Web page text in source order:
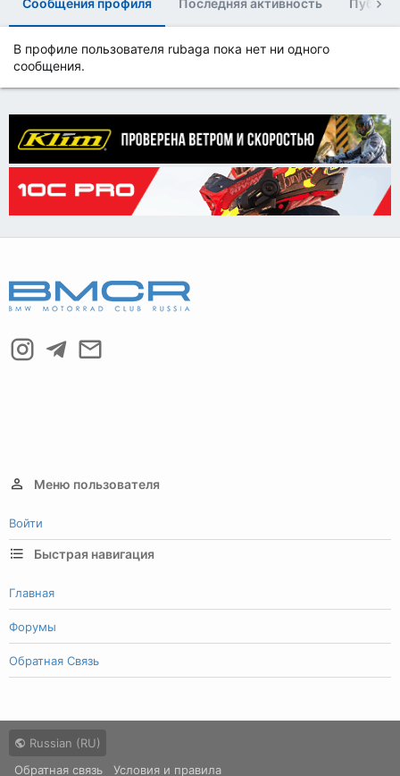
В профиле пользователя rubaga пока нет ни одного
сообщения.
Меню пользователя
Войти
Быстрая навигация
Главная
Форумы
Обратная Связь
Russian (RU)
Обратная связь
Условия и правила